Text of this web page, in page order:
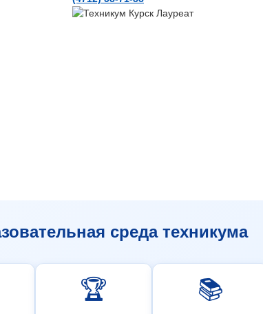
среда техникума
🏆 📚